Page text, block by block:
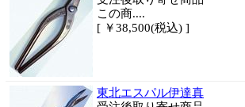
この商....
[ ￥38,500(税込) ]
東北エスパル伊達真